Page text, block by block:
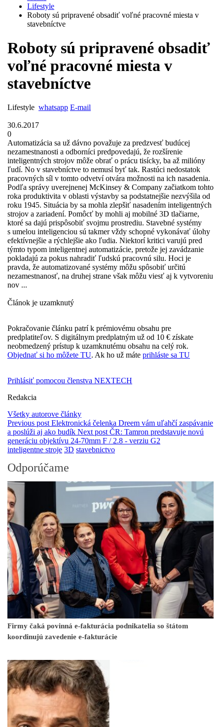
Lifestyle
Roboty sú pripravené obsadiť voľné pracovné miesta v
stavebníctve
Roboty sú pripravené obsadiť
voľné pracovné miesta v
stavebníctve
Lifestyle whatsapp E-mail
30.6.2017
0
Automatizácia sa už dávno považuje za predzvesť budúcej
nezamestnanosti a odborníci predpovedajú, že rozšírenie
inteligentných strojov môže obrať o prácu tisícky, ba až milióny
ľudí. No v stavebníctve to nemusí byť tak. Rastúci nedostatok
pracovných síl v tomto odvetví otvára možnosti na ich nasadenia.
Podľa správy uverejnenej McKinsey & Company začiatkom tohto
roka produktivita v oblasti výstavby sa podstatnejšie nezvýšila od
roku 1945. Situácia by sa mohla zlepšiť nasadením inteligentných
strojov a zariadení. Pomôcť by mohli aj mobilné 3D tlačiarne,
ktoré sa dajú prispôsobiť svojmu prostrediu. Stavebné systémy
s umelou inteligenciou sú takmer vždy schopné vykonávať úlohy
efektívnejšie a rýchlejšie ako ľudia. Niektorí kritici varujú pred
týmto typom inteligentnej automatizácie, pretože jej zavádzanie
pokladajú za pokus nahradiť ľudskú pracovnú silu. Hoci je
pravda, že automatizované systémy môžu spôsobiť určitú
nezamestnanosť, na druhej strane však môžu viesť aj k vytvoreniu
nov ...
Článok je uzamknutý
Pokračovanie článku patrí k prémiovému obsahu pre
predplatiteľov. S digitálnym predplatným už od 10 € získate
neobmedzený prístup k uzamknutému obsahu na celý rok.
Objednať si ho môžete TU. Ak ho už máte prihláste sa TU
Prihlásiť pomocou členstva NEXTECH
Redakcia
Všetky autorove články
Previous post Elektronická čelenka Dreem vám uľahčí zaspávanie
a poslúži aj ako budík Next post ČR: Tamron predstavuje novú
generáciu objektívu 24-70mm F / 2.8 - verziu G2
inteligentne stroje 3D stavebnictvo
Odporúčame
Firmy čaká povinná e-fakturácia podnikatelia so štátom
koordinujú zavedenie e-fakturácie